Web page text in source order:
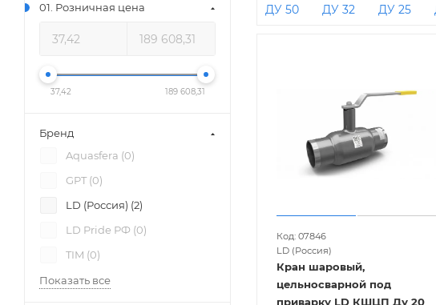
ДУ 50 ДУ 32 ДУ 25
Код: 07846
LD (Россия)
Кран шаровый,
цельносварной под
приварку LD КШЦП Ду 20
01. Розничная цена
37,42 189 608,31
Бренд
Aquasfera (0)
GPT (0)
LD (Россия) (2)
LD Pride РФ (0)
TIM (0)
Показать все